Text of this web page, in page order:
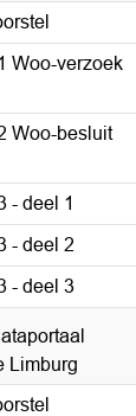
Woo-verzoek
Woo-besluit
- deel 1
- deel 2
- deel 3
Limburg